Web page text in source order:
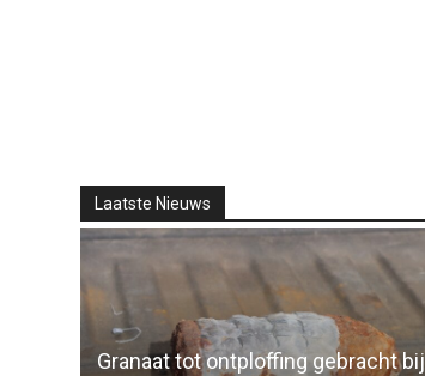
Laatste Nieuws
Granaat tot ontploffing gebracht bij